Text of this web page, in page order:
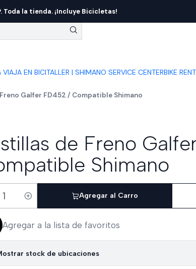
VIAJA EN BICITALLER | SHIMANO SERVICE CENTERBIKE
Toda la tienda. ¡Incluye Bicicletas!
Galfer FD452 / Compatible Shimano
de Freno
Shimano
Agregar al Carro
Agregar a la lista de favoritos
stock de ubicaciones